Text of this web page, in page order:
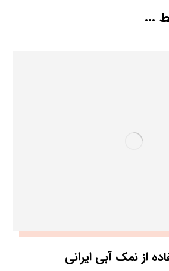
...
از نمک آبی ایرانی